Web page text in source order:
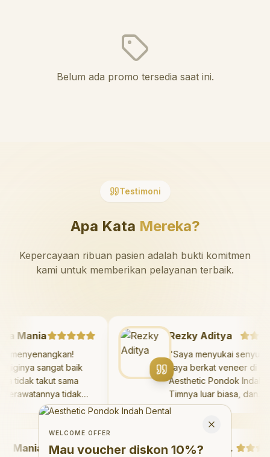
Belum ada promo tersedia saat ini.
Testimoni
Apa Kata Mereka?
Kepercayaan ribuan pasien adalah bukti komitmen
kami untuk memberikan pelayanan terbaik.
Mania
menyenangkan!
giginya sangat baik
saya tidak takut sama
Perawatannya tidak
dan saya bisa bermain
suka pergi ke dokter
sekarang!
"
Rezky Aditya
"Saya menyukai
saya berkat veneer di
Aesthetic Pondok
Timnya luar biasa,
hasilnya melebihi
saya. Saya tersenyum
hari."
Welcome Offer
Mau voucher diskon <strong>10%</strong>?
WELCOME OFFER
Mau voucher diskon 10%?
Close